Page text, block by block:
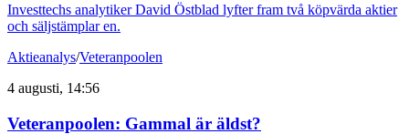
Investtechs analytiker David Östblad lyfter fram två köpvärda aktier
och säljstämplar en.
Aktieanalys/Veteranpoolen
4 augusti, 14:56
Veteranpoolen: Gammal är äldst?